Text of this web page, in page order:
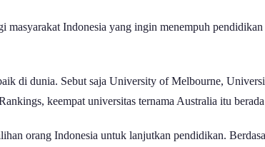
masyarakat Indonesia yang ingin menempuh
di dunia. Sebut saja University of Melbourne,
keempat universitas ternama Australia itu
orang Indonesia untuk lanjutkan pendidikan.